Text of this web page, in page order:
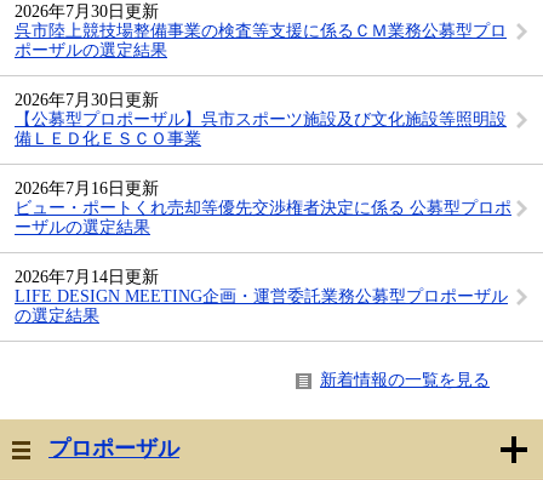
2026年7月30日更新
呉市陸上競技場整備事業の検査等支援に係るＣＭ業務公募型プロ
ポーザルの選定結果
2026年7月30日更新
【公募型プロポーザル】呉市スポーツ施設及び文化施設等照明設
備ＬＥＤ化ＥＳＣＯ事業
2026年7月16日更新
ビュー・ポートくれ売却等優先交渉権者決定に係る 公募型プロポ
ーザルの選定結果
2026年7月14日更新
LIFE DESIGN MEETING企画・運営委託業務公募型プロポーザル
の選定結果
新着情報の一覧を見る
プロポーザル